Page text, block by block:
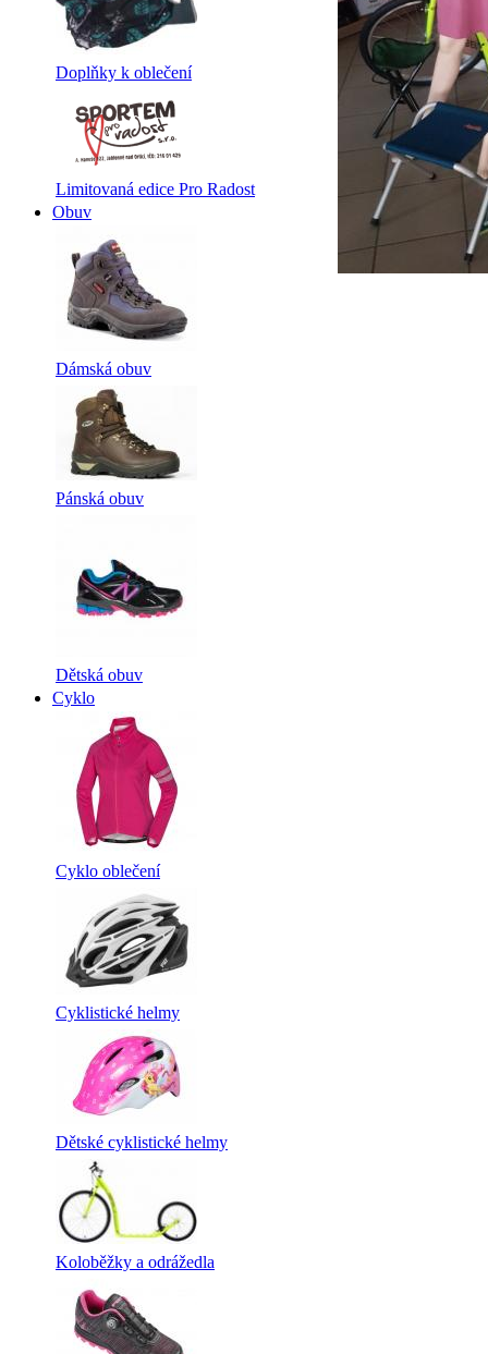
Doplňky k oblečení
Limitovaná edice Pro Radost
Obuv
Dámská obuv
Pánská obuv
Dětská obuv
Cyklo
Cyklo oblečení
Cyklistické helmy
Dětské cyklistické helmy
Koloběžky a odrážedla